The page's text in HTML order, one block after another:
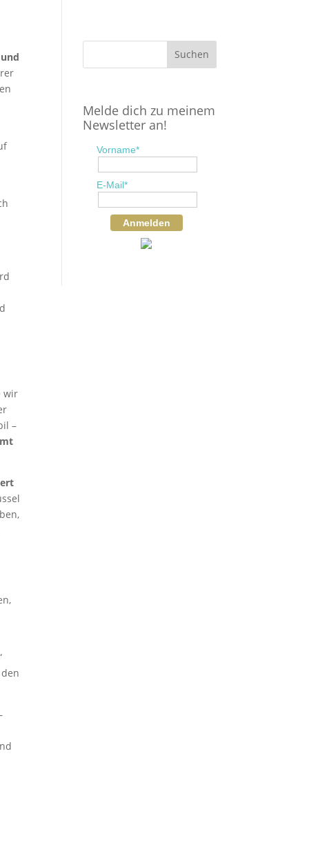
wir
–
Melde dich zu meinem
Newsletter an!
Vorname*
E-Mail*
Anmelden